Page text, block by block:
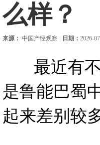
么样？
来源： 中国产经观察 日期： 2026-
最近有不
是鲁能巴蜀
起来差别较